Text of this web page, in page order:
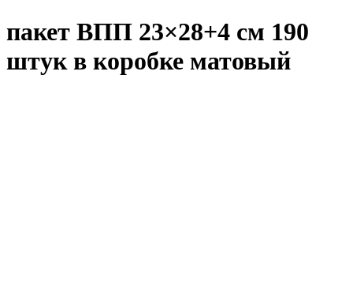
пакет ВПП 23×28+4 см 190
штук в коробке матовый